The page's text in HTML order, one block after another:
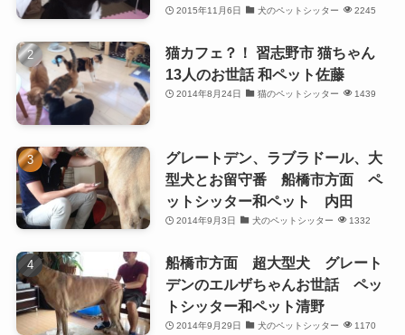
2015年11月6日 犬のペットシッター 2245
猫カフェ？！ 習志野市 猫ちゃん
13人のお世話 和ペット佐藤
2014年8月24日 猫のペットシッター 1439
グレートデン、ラブラドール、大
型犬とお留守番 船橋市方面 ペ
ットシッター和ペット 内田
2014年9月3日 犬のペットシッター 1332
船橋市方面 超大型犬 グレート
デンのエルザちゃんお世話 ペッ
トシッター和ペット清野
2014年9月29日 犬のペットシッター 1170